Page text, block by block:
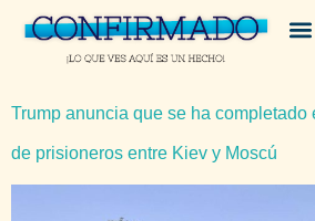
Trump anuncia que se ha completado
de prisioneros entre Kiev y Moscú